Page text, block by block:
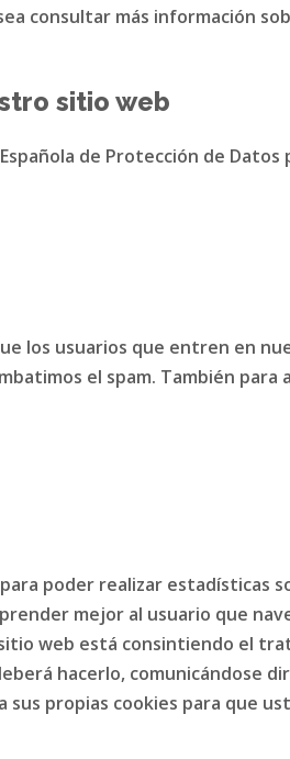
consultar más información
sitio web
de Protección de
los usuarios que entren en
el spam. También
poder realizar
mejor al usuario que
web está consintiendo el
hacerlo, comunicándose
sus propias cookies para que